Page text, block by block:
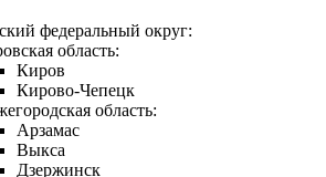
федеральный округ:
область:
Киров
Кирово-Чепецк
область:
Арзамас
Выкса
Дзержинск